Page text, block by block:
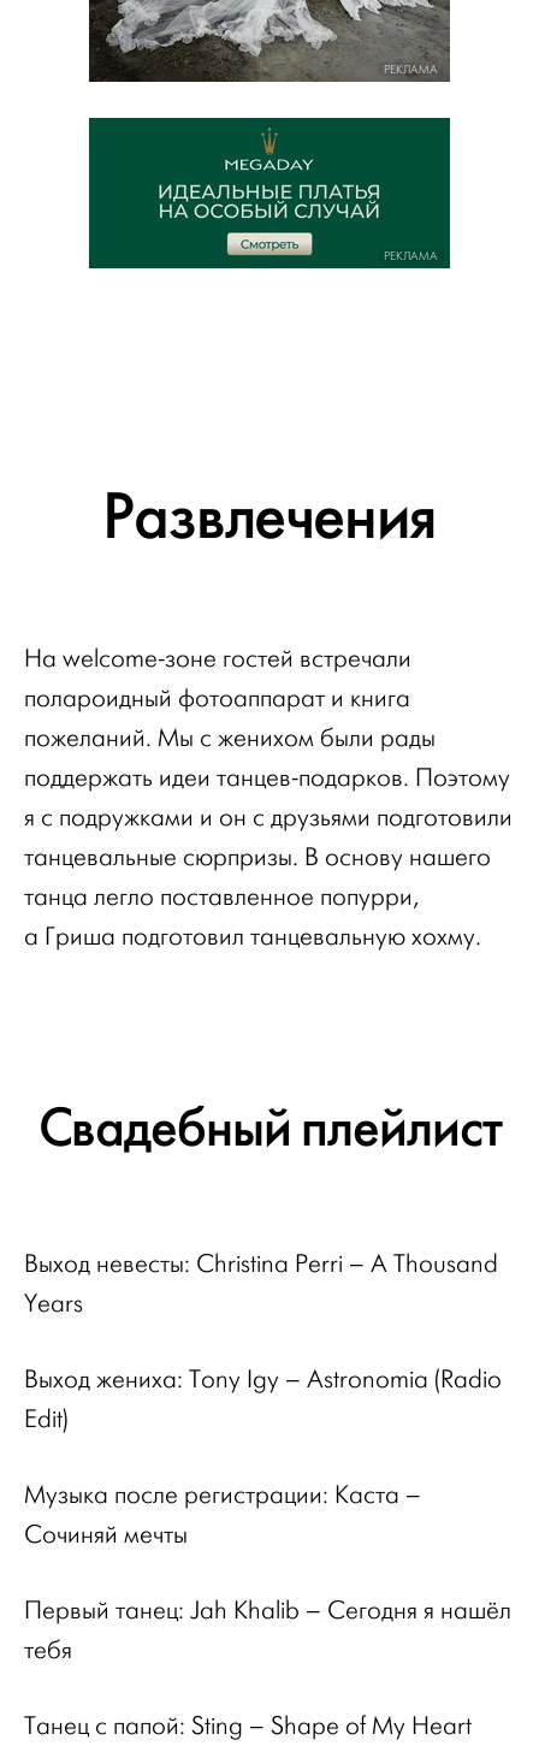
РЕКЛАМА
РЕКЛАМА
Развлечения
На welcome-зоне гостей встречали
полароидный фотоаппарат и книга
пожеланий. Мы с женихом были рады
поддержать идеи танцев-подарков. Поэтому
я с подружками и он с друзьями подготовили
танцевальные сюрпризы. В основу нашего
танца легло поставленное попурри,
а Гриша подготовил танцевальную хохму.
Свадебный плейлист
Выход невесты: Christina Perri – A Thousand
Years
Выход жениха: Tony Igy – Astronomia (Radio
Edit)
Музыка после регистрации: Каста –
Сочиняй мечты
Первый танец: Jah Khalib – Сегодня я нашёл
тебя
Танец с папой: Sting – Shape of My Heart